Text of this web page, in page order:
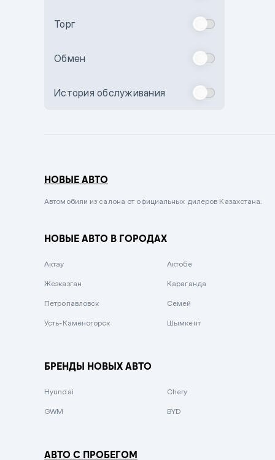
Бежевый
Комбинированный
Сиреневый металлик
Вишневый
Зеленый металлик
Торг
Обмен
История обслуживания
НОВЫЕ АВТО
Автомобили из салона от официальных дилеров Казахстана.
НОВЫЕ АВТО В ГОРОДАХ
Актау Актобе
Жезказган Караганда
Петропавловск Семей
Усть-Каменогорск Шымкент
БРЕНДЫ НОВЫХ АВТО
Hyundai Chery
GWM BYD
АВТО С ПРОБЕГОМ